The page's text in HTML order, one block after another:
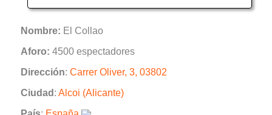
Nombre: El Collao
Aforo: 4500 espectadores
Dirección: Carrer Oliver, 3, 03802
Ciudad : Alcoi (Alicante)